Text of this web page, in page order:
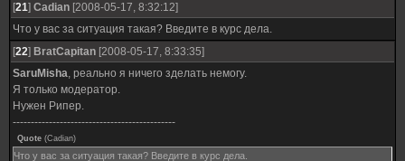
[21] Cadian [2008-05-17, 8:32:12]
Что у вас за ситуация такая? Введите в курс дела.
[22] BratCapitan [2008-05-17, 8:33:35]
SaruMisha, реально я ничего зделать немогу.
Я только модератор.
Нужен Рипер.
---------------------------------------------
Quote (Cadian)
Что у вас за ситуация такая? Введите в курс дела.